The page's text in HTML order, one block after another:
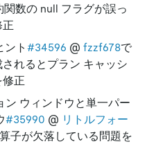
関数の null フラグが誤っ
ント #34596 @ fzzf678で
れるとプラン キャッシ
正
ン ウィンドウと単一パー
#35990 @ リトルフォー
子が欠落している問題を